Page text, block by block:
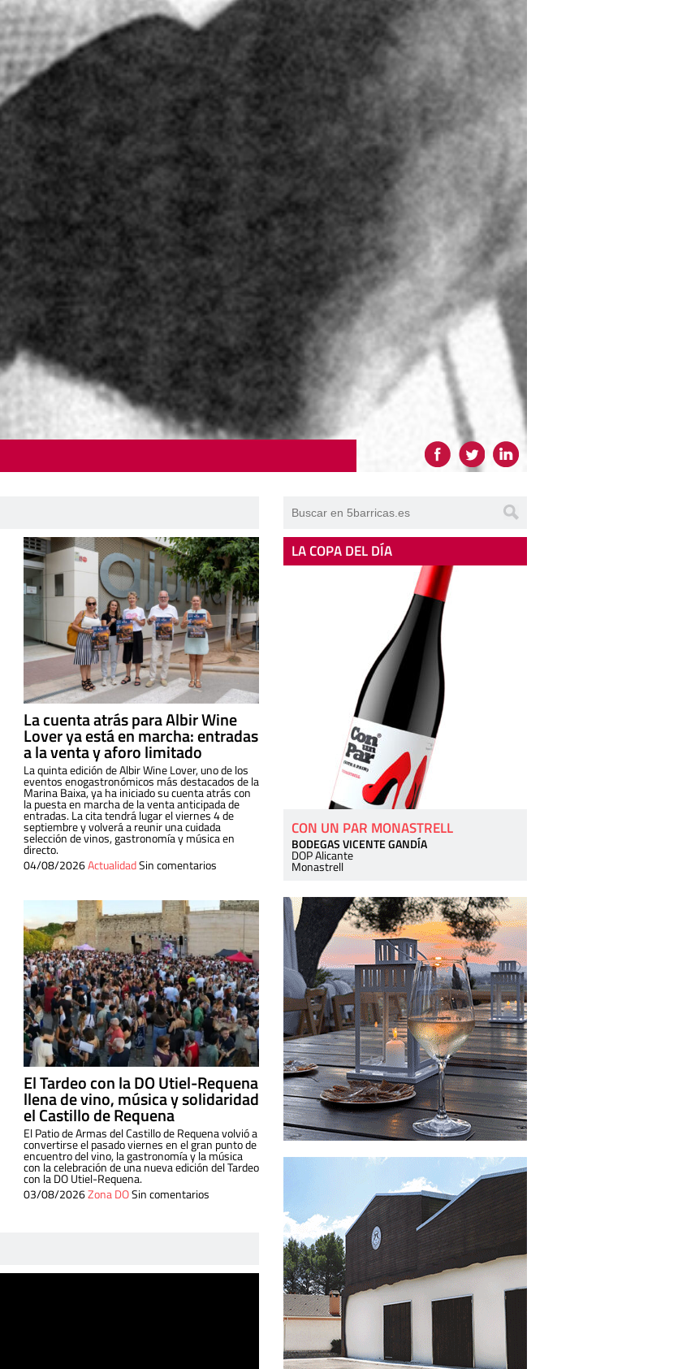
La cuenta atrás para Albir Wine
Lover ya está en marcha: entradas
a la venta y aforo limitado
La quinta edición de Albir Wine Lover, uno de los
eventos enogastronómicos más destacados de la
Marina Baixa, ya ha iniciado su cuenta atrás con
la puesta en marcha de la venta anticipada de
entradas. La cita tendrá lugar el viernes 4 de
septiembre y volverá a reunir una cuidada
selección de vinos, gastronomía y música en
directo.
04/08/2026ActualidadSin comentarios
El Tardeo con la DO Utiel-Requena
llena de vino, música y solidaridad
el Castillo de Requena
El Patio de Armas del Castillo de Requena volvió a
convertirse el pasado viernes en el gran punto de
encuentro del vino, la gastronomía y la música
con la celebración de una nueva edición del Tardeo
con la DO Utiel-Requena.
03/08/2026Zona DOSin comentarios
LA COPA DEL DÍA
CON UN PAR MONASTRELL
BODEGAS VICENTE GANDÍA
DOP Alicante
Monastrell